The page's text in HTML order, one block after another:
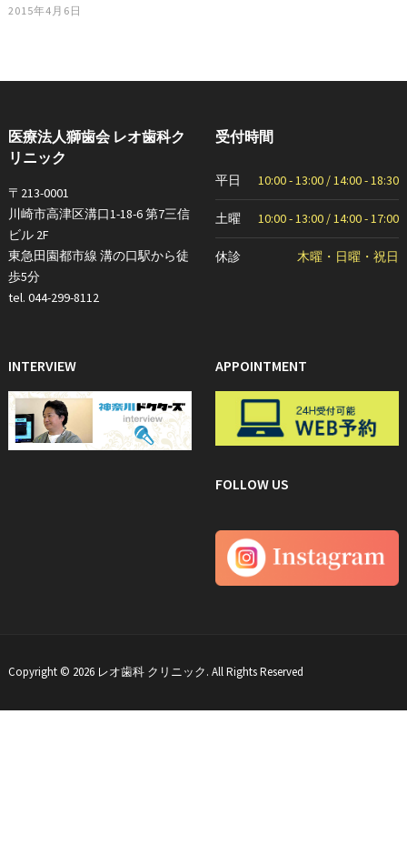
2015年4月6日
医療法人獅歯会 レオ歯科ク
リニック
〒213-0001
川崎市高津区溝口1-18-6 第7三信
ビル 2F
東急田園都市線 溝の口駅から徒
歩5分
tel. 044-299-8112
受付時間
平日 10:00 - 13:00 / 14:00 - 18:30
土曜 10:00 - 13:00 / 14:00 - 17:00
休診 木曜・日曜・祝日
INTERVIEW APPOINTMENT
FOLLOW US
Copyright © 2026 レオ歯科 クリニック. All Rights Reserved